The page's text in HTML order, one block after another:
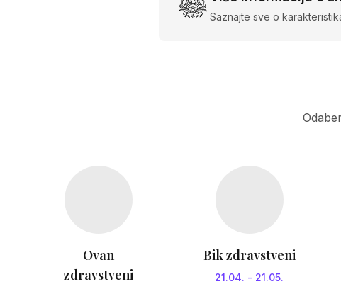
Saznajte sve o
Ovan
zdravstveni
Bik zdravstveni
21.04. - 21.05.